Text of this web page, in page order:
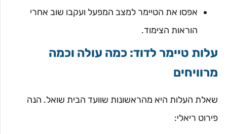
אפסו את הטיימר למצב המפעל ועקבו שוב אחרי
הוראות הצימוד.
עלות טיימר לדוד: כמה עולה וכמה
מרוויחים
שאלת העלות היא מהראשונות שוועד הבית שואל. הנה
פירוט ריאלי: